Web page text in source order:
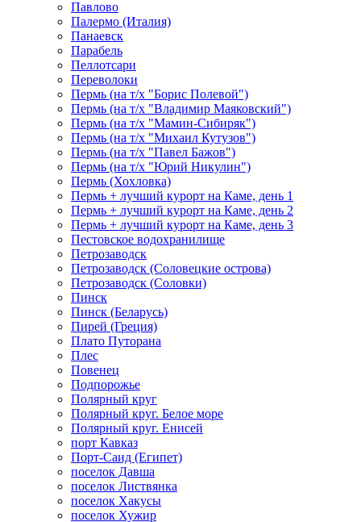
Павлово
Палермо (Италия)
Панаевск
Парабель
Пеллотсари
Переволоки
Пермь (на т/х "Борис Полевой")
Пермь (на т/х "Владимир Маяковский")
Пермь (на т/х "Мамин-Сибиряк")
Пермь (на т/х "Михаил Кутузов")
Пермь (на т/х "Павел Бажов")
Пермь (на т/х "Юрий Никулин")
Пермь (Хохловка)
Пермь + лучший курорт на Каме, день 1
Пермь + лучший курорт на Каме, день 2
Пермь + лучший курорт на Каме, день 3
Пестовское водохранилище
Петрозаводск
Петрозаводск (Соловецкие острова)
Петрозаводск (Соловки)
Пинск
Пинск (Беларусь)
Пирей (Греция)
Плато Путорана
Плес
Повенец
Подпорожье
Полярный круг
Полярный круг. Белое море
Полярный круг. Енисей
порт Кавказ
Порт-Саид (Египет)
поселок Давша
поселок Листвянка
поселок Хакусы
поселок Хужир